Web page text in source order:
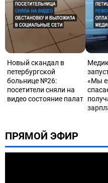
Новый скандал в
петербургской
больнице №26:
посетители сняли на
видео состояние палат
«Мы
ПРЯМОЙ ЭФИР